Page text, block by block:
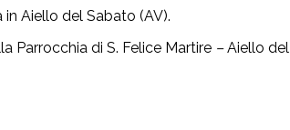
Aiello del Sabato (AV).
Parrocchia di S. Felice Martire –Aiello del